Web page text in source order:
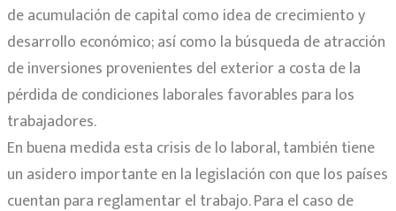
de acumulación de capital como idea de crecimiento y
desarrollo económico; así como la búsqueda de atracción
de inversiones provenientes del exterior a costa de la
pérdida de condiciones laborales favorables para los
trabajadores.
En buena medida esta crisis de lo laboral, también tiene
un asidero importante en la legislación con que los países
cuentan para reglamentar el trabajo. Para el caso de